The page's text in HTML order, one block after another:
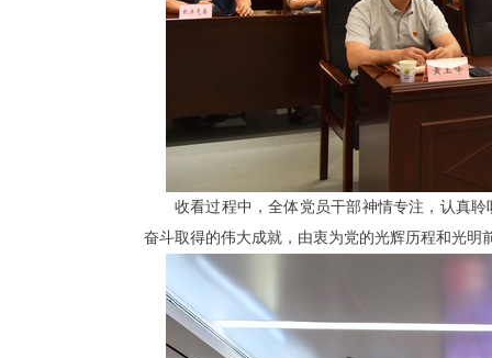
收看过程中，全体党员干部神情专注，认真
奋斗取得的伟大成就，由衷为党的光辉历程和光明